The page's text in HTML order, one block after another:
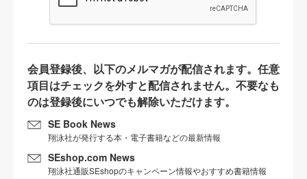
会員登録後、以下のメルマガが配信されます。任意
項目はチェックを外すと配信されません。不要なも
のは登録後にいつでも解除いただけます。
SE Book News
翔泳社が発行する本・電子書籍などの最新情報
SEshop.com News
翔泳社通販SEshopのキャンペーン情報やおすすめ書籍情報